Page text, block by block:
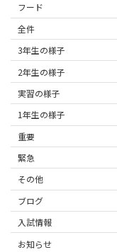
フード
全件
3年生の様子
2年生の様子
実習の様子
1年生の様子
重要
緊急
その他
ブログ
入試情報
お知らせ